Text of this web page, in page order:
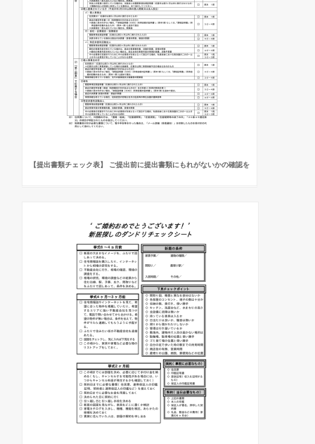
【提出書類チェック表】 ご提出前に提出書類にもれがないかの確認を